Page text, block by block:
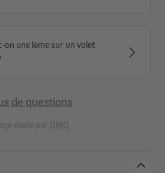
on une lame sur un volet
de questions
daide par OMQ